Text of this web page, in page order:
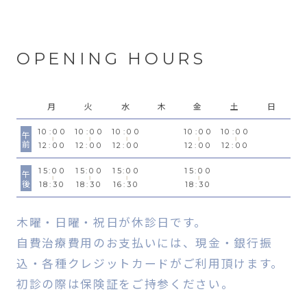
OPENING HOURS
月 火 水 木 金 土 日
午前
10:00
12:00
10:00
12:00
10:00
12:00
10:00
12:00
10:00
12:00
午後
15:00
18:30
15:00
18:30
15:00
16:30
15:00
18:30
木曜・日曜・祝日が休診日です。
自費治療費用のお支払いには、現金・銀行振
込・各種クレジットカードがご利用頂けます。
初診の際は保険証をご持参ください。